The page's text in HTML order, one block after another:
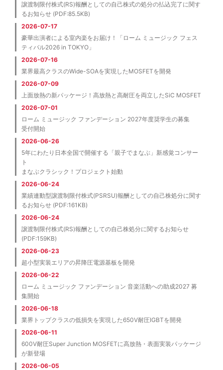
譲渡制限付株式(RS)報酬としての自己株式の処分の払込完了に関す
るお知らせ (PDF:85.5KB)
2026-07-17
豪華出演者による室内楽をお届け！「ローム ミュージック フェス
ティバル2026 in TOKYO」
2026-07-16
業界最高クラスのWide-SOAを実現したMOSFETを開発
2026-07-09
上面放熱の新パッケージ！高放熱と高耐圧を両立したSiC MOSFET
2026-07-01
ローム ミュージック ファンデーション 2027年度奨学生の募集
受付開始
2026-06-26
5年にわたり日本全国で開催する「親子でまなぶ」新感覚コンサー
ト
まなぶクラシック！プロジェクト始動
2026-06-24
業績連動型譲渡制限付株式(PSRSU)報酬としての自己株処分に関す
るお知らせ (PDF:161KB)
2026-06-24
譲渡制限付株式(RS)報酬としての自己株処分に関するお知らせ
(PDF:159KB)
2026-06-23
超小型実装エリアの昇降圧電源基板を開発
2026-06-22
ローム ミュージック ファンデーション 音楽活動への助成2027 募
集開始
2026-06-18
業界トップクラスの低損失を実現した650V耐圧IGBTを開発
2026-06-11
600V耐圧Super Junction MOSFETに高放熱・表面実装パッケージ
が新登場
2026-06-05